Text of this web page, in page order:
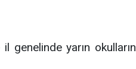
genelinde yarın okulların